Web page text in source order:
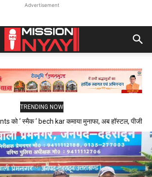
Advertisement
TRENDING NOW
को ‘ स्मैक ‘ bech kar कमाया मुनाफा, अब हॉस्टल, पीजी